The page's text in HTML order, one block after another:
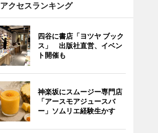
アクセスランキング
四谷に書店「ヨツヤ ブック
ス」 出版社直営、イベン
ト開催も
神楽坂にスムージー専門店
「アースモアジュースバ
ー」ソムリエ経験生かす